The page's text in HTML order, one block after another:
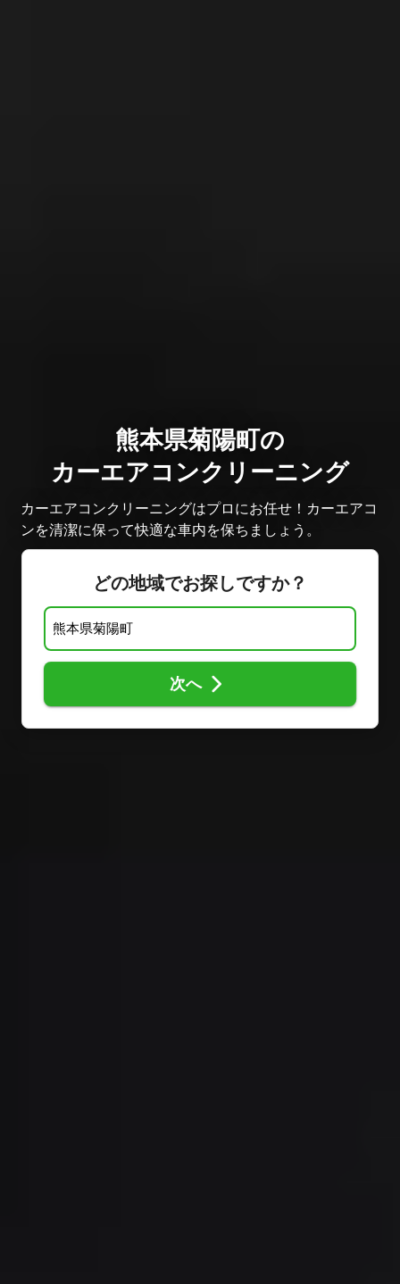
熊本県菊陽町の
カーエアコンクリーニング
カーエアコンクリーニングはプロにお任せ！カーエアコ
ンを清潔に保って快適な車内を保ちましょう。
どの地域でお探しですか？
次へ